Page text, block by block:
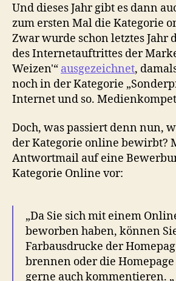
Und dieses Jahr gibt es dann
zum ersten Mal die Kategorie
Zwar wurde schon letztes Jahr
des Internetauftrittes der
Weizen'“ ausgezeichnet,
noch in der Kategorie
Internet und so.
Doch, was passiert denn nun,
der Kategorie online bewirbt?
Antwortmail auf eine
Kategorie Online vor:
„Da Sie sich mit einem
beworben haben, können
Farbausdrucke der
brennen oder die
gerne auch kommentieren. „